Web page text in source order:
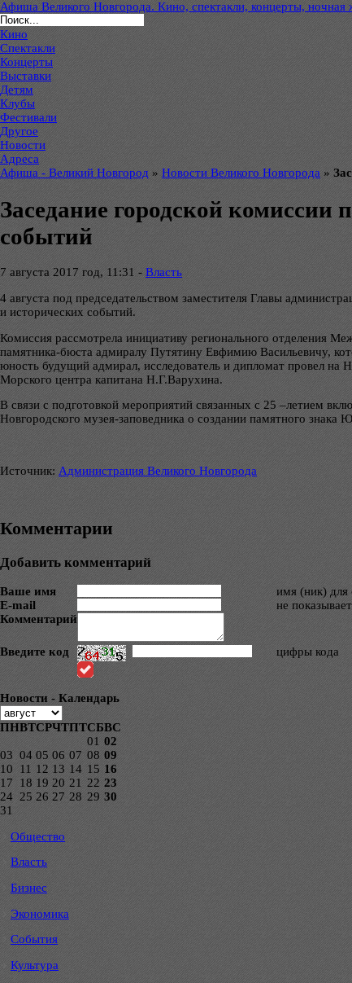
Афиша Великого Новгорода. Кино, спектакли, концерты, ночная
Кино
Спектакли
Концерты
Выставки
Детям
Клубы
Фестивали
Другое
Новости
Адреса
Афиша - Великий Новгород » Новости Великого Новгорода »
Заседание городской
событий
7 августа 2017 год, 11:31 - Власть
4 августа под председательством заместителя Главы
и исторических событий.
Комиссия рассмотрела инициативу регионального отделения
памятника-бюста адмиралу Путятину Евфимию Васильевичу,
юность будущий адмирал, исследователь и дипломат провел на
Морского центра капитана Н.Г.Варухина.
В связи с подготовкой мероприятий связанных с 25 –летием
Новгородского музея-заповедника о создании памятного
Источник: Администрация Великого Новгорода
Комментарии
Добавить комментарий
Ваше имя
имя (ник) для
E-mail
не
Комментарий
Введите код цифры кода
Новости - Календарь
ПНВТСРЧТПТСБВС
01 02
03 04 05 06 07 08 09
10
11 12 13 14 15 16
17
18 19 20 21 22 23
24 25 26 27 28 29 30
31
Общество
Власть
Бизнес
Экономика
События
Культура